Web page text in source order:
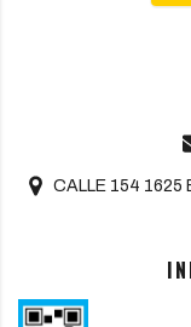
CALLE 154 1625